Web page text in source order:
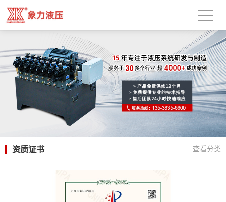
资质证书 查看分类